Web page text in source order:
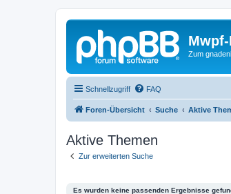
Zum
Schnellzugriff FAQ
Foren-Übersicht Suche Aktive
Aktive Themen
Zur erweiterten Suche
Es wurden keine passenden Ergebnisse